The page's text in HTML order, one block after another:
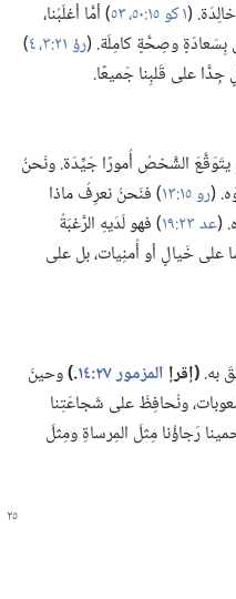
(‏١ كو ١٥:‏٥٠،‏
‏)‏ أمَّا أغلَبُنا،‏
بِسَعادَةٍ وصِحَّةٍ كامِلَة.‏ (‏رؤ ٢١:‏٣،‏ ٤
‏)‏
جِدًّا على قَلبِنا جَميعًا.‏
يتَوَقَّعَ الشَّخصُ أُمورًا جَيِّدَة.‏ ونَحنُ
(‏رو ١٥:‏١٣
‏)‏ فنَحنُ نعرِفُ ماذا
(‏عد ٢٣:‏١٩
‏)‏ فهو لَدَيهِ الرَّغبَةُ
على خَيالٍ أو أُمنِيات،‏ بل على
به.‏‏(‏إقرإ المزمور ٢٧:‏١٤ ‏.‏)‏وحينَ
ونُحافِظَ على شَجاعَتِنا
رَجاؤُنا مِثلَ المِرساةِ ومِثلَ